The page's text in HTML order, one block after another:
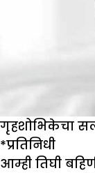
गृहशोभिकेचा
*प्रतिनिधी
आम्ही तिघी